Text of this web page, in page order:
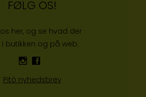
FØLG OS!
her, og se hvad der
i butikken og på web:
Pitó nyhedsbrev